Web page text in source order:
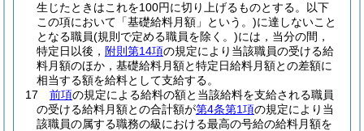
生じたときはこれを100円に切り上げるものとする。以下
この項において「基礎給料月額」という。)に達しないこと
となる職員(規則で定める職員を除く。)には，当分の間，
特定日以後， 附則第14項の規定により当該職員の受ける給
料月額のほか，基礎給料月額と特定日給料月額との差額に
相当する額を給料として支給する。
17
前項の規定による給料の額と当該給料を支給される職員
の受ける給料月額との合計額が第4条第1項の規定により当
該職員の属する職務の級における最高の号給の給料月額を